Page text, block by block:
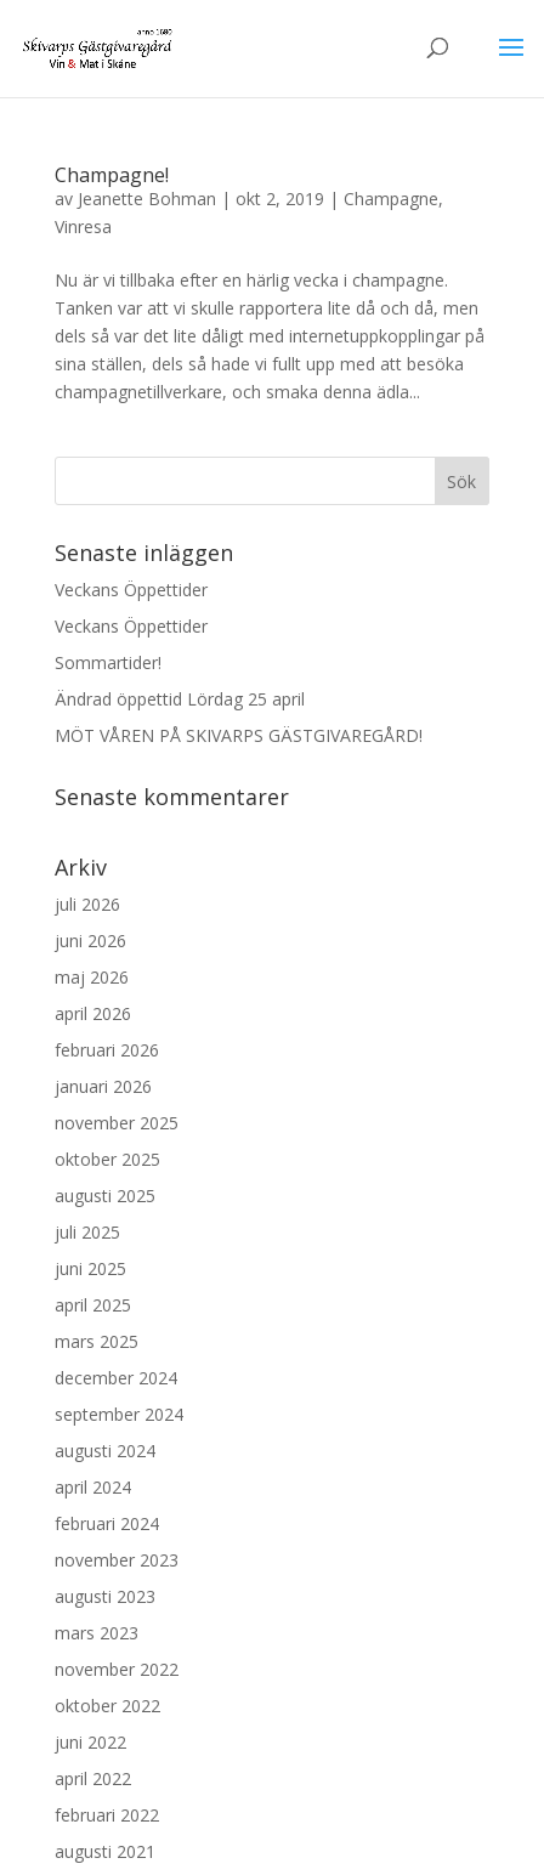
Champagne!
av Jeanette Bohman | okt 2, 2019 | Champagne,
Vinresa
Nu är vi tillbaka efter en härlig vecka i champagne.
Tanken var att vi skulle rapportera lite då och då, men
dels så var det lite dåligt med internetuppkopplingar på
sina ställen, dels så hade vi fullt upp med att besöka
champagnetillverkare, och smaka denna ädla...
Senaste inläggen
Veckans Öppettider
Veckans Öppettider
Sommartider!
Ändrad öppettid Lördag 25 april
MÖT VÅREN PÅ SKIVARPS GÄSTGIVAREGÅRD!
Senaste kommentarer
Arkiv
juli 2026
juni 2026
maj 2026
april 2026
februari 2026
januari 2026
november 2025
oktober 2025
augusti 2025
juli 2025
juni 2025
april 2025
mars 2025
december 2024
september 2024
augusti 2024
april 2024
februari 2024
november 2023
augusti 2023
mars 2023
november 2022
oktober 2022
juni 2022
april 2022
februari 2022
augusti 2021